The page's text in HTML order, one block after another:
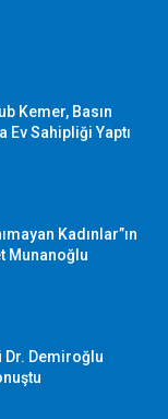
Kemer, Basın
Ev Sahipliği Yaptı
Kadınlar”ın
Munanoğlu
Dr. Demiroğlu